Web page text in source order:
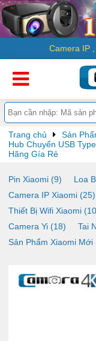
Camera IP
Trang chủ Sản
Hub Chuyển USB
Hãng Gía Rẻ
Pin Xiaomi (9)
Loa
Camera IP Xiaomi (25)
Thiết Bị Wifi Xiaomi
Camera Yi (18)
Tai
Sản Phẩm Xiaomi Mới